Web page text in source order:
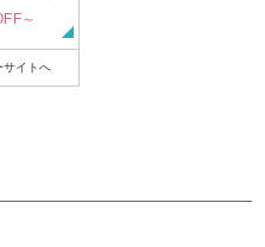
～
サイトへ